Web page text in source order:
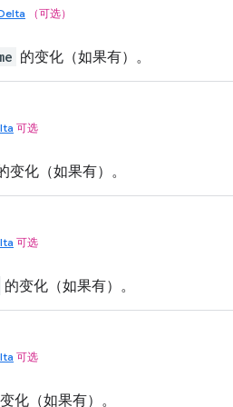
（可选）
的变化（如果有）。
可选
变化（如果有）。
可选
的变化（如果有）。
可选
化（如果有）。